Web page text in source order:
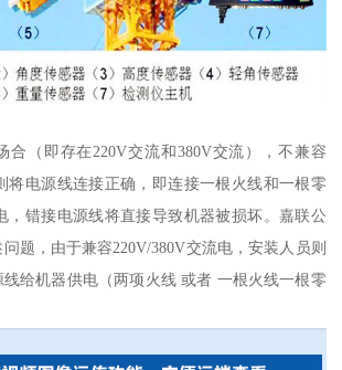
合（即存在220V交流和380V交流），不兼容
将电源线连接正确，即连接一根火线和一根零
，错接电源线将直接导致机器被损坏。嘉联公
题，由于兼容220V/380V交流电，安装人员则
给机器供电（两项火线 或者 一根火线一根零